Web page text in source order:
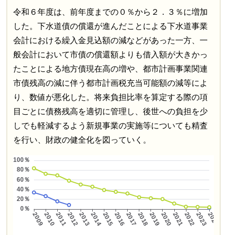
令和６年度は、前年度までの０％から２．３％に増加
した。下水道債の償還が進んだことによる下水道事業
会計における繰入金見込額の減などがあった一方、一
般会計において市債の償還額よりも借入額が大きかっ
たことによる地方債現在高の増や、都市計画事業関連
市債残高の減に伴う都市計画税充当可能額の減等によ
り、数値が悪化した。将来負担比率を算定する際の項
目ごとに債務残高を適切に管理し、後世への負担を少
しでも軽減するよう新規事業の実施等についても精査
を行い、財政の健全化を図っていく。